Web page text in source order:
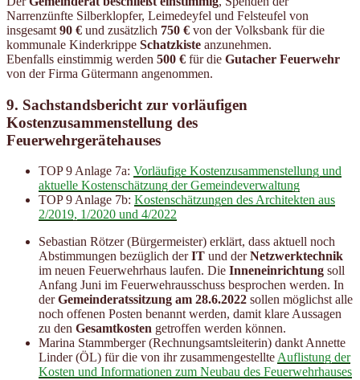
Narrenzünfte Silberklopfer, Leimedeyfel und Felsteufel von
insgesamt 90 € und zusätzlich 750 € von der Volksbank für die
kommunale Kinderkrippe Schatzkiste anzunehmen.
Ebenfalls einstimmig werden 500 € für die Gutacher Feuerwehr
von der Firma Gütermann angenommen.
9. Sachstandsbericht zur vorläufigen
Kostenzusammenstellung des
Feuerwehrgerätehauses
TOP 9 Anlage 7a: Vorläufige Kostenzusammenstellung und
aktuelle Kostenschätzung der Gemeindeverwaltung
TOP 9 Anlage 7b: Kostenschätzungen des Architekten aus
2/2019, 1/2020 und 4/2022
Sebastian Rötzer (Bürgermeister) erklärt, dass aktuell noch
Abstimmungen bezüglich derIT und derNetzwerktechnik
im neuen Feuerwehrhaus laufen. Die Inneneinrichtung soll
Anfang Juni im Feuerwehrausschuss besprochen werden. In
derGemeinderatssitzung am 28.6.2022 sollen möglichst alle
noch offenen Posten benannt werden, damit klare Aussagen
zu den Gesamtkosten getroffen werden können.
Marina Stammberger (Rechnungsamtsleiterin) dankt Annette
Linder (ÖL) für die von ihr zusammengestellteAuflistung der
Kosten und Informationen zum Neubau des Feuerwehrhauses